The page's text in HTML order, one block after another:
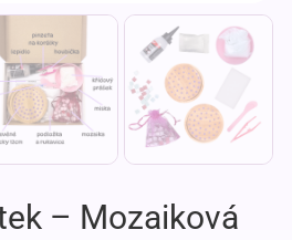
– Mozaiková